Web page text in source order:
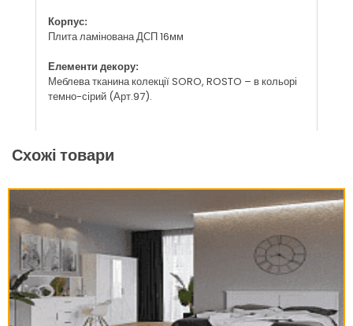
Корпус:
Плита ламінована ДСП 16мм
Елементи декору:
Меблева тканина колекції SORO, ROSTO – в кольорі
темно-сірий (Арт.97).
Схожі товари